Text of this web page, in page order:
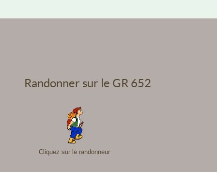
Randonner sur le GR 652
Cliquez sur le randonneur